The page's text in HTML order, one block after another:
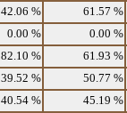
42.06 % 61.57 %
0.00 % 0.00 %
82.10 % 61.93 %
39.52 % 50.77 %
40.54 % 45.19 %